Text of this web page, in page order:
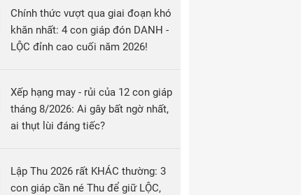
Chính thức vượt qua giai đoạn khó
khăn nhất: 4 con giáp đón DANH -
LỘC đỉnh cao cuối năm 2026!
Xếp hạng may - rủi của 12 con giáp
tháng 8/2026: Ai gây bất ngờ nhất,
ai thụt lùi đáng tiếc?
Lập Thu 2026 rất KHÁC thường: 3
con giáp cần né Thu để giữ LỘC,